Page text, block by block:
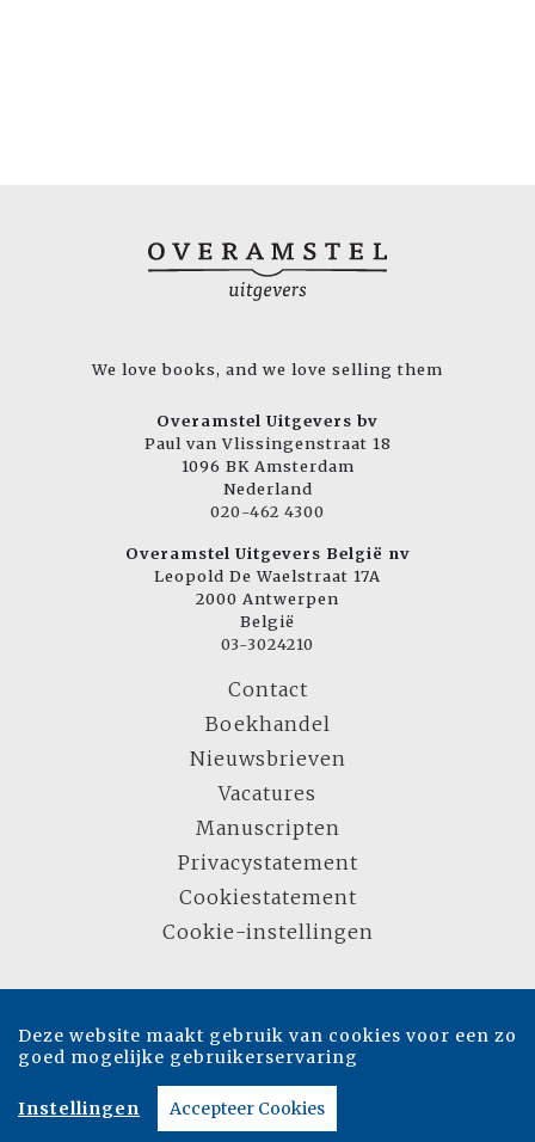
We love books, and we love selling them
Overamstel Uitgevers bv
Paul van Vlissingenstraat 18
1096 BK Amsterdam
Nederland
020-462 4300
Overamstel Uitgevers België nv
Leopold De Waelstraat 17A
2000 Antwerpen
België
03-3024210
Contact
Boekhandel
Nieuwsbrieven
Vacatures
Manuscripten
Privacystatement
Cookiestatement
Cookie-instellingen
Ontwerp door
Dog and Pony
Deze website maakt gebruik van cookies voor een zo
goed mogelijke gebruikerservaring
Instellingen Accepteer Cookies